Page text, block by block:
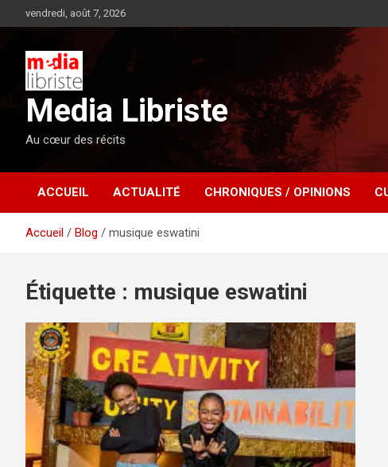
au
vendredi, août 7, 2026
Media Libriste
Au cœur des récits
ACCUEIL ACTUALITÉ CHRONIQUES / OPINIONS
Accueil Blog musique eswatini
Étiquette : musique eswatini